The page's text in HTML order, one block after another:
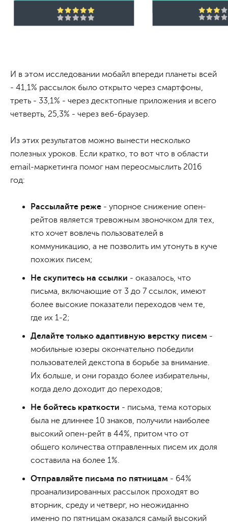
И в этом исследовании мобайл впереди планеты всей
- 41,1% рассылок было открыто через смартфоны,
треть - 33,1% - через десктопные приложения и всего
четверть, 25,3% - через веб-браузер.
Из этих результатов можно вынести несколько
полезных уроков. Если кратко, то вот что в области
email-маркетинга помог нам переосмыслить 2016
год:
Рассылайте реже - упорное снижение опен-
рейтов является тревожным звоночком для тех,
кто хочет вовлечь пользователей в
коммуникацию, а не позволить им утонуть в куче
похожих писем;
Не скупитесь на ссылки - оказалось, что
письма, включающие от 3 до 7 ссылок, имеют
более высокие показатели переходов чем те,
где их 1-2;
Делайте только адаптивную верстку писем -
мобильные юзеры окончательно победили
пользователей декстопа в борьбе за внимание.
Их больше, и они гораздо более избирательны,
когда дело доходит до переходов;
Не бойтесь краткости - письма, тема которых
была не длиннее 10 знаков, получили наиболее
высокий опен-рейт в 44%, притом что от
общего количества отправленных писем их доля
составила на более 1%.
Отправляйте письма по пятницам - 64%
проанализированных рассылок проходят во
вторник, среду и четверг, но неожиданно
именно по пятницам оказался самый высокий